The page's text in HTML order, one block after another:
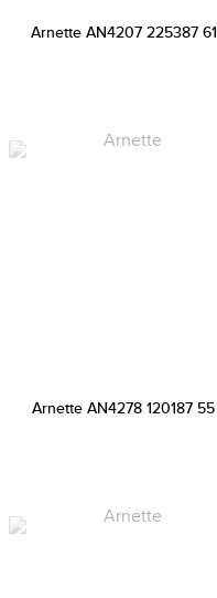
Arnette AN4207 225387 61
Arnette AN4278 120187 55